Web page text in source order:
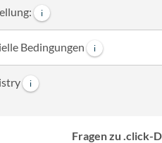
i
Bedingungen i
i
Fragen zu .click-